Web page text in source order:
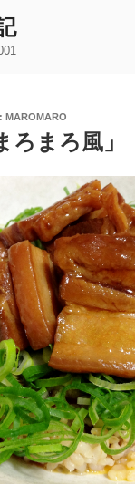
MAROMARO
ろまろ風」